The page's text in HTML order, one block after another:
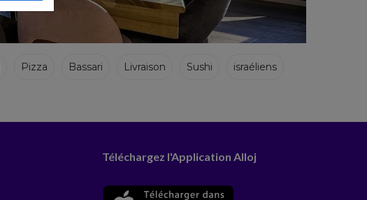
Pizza Bassari Livraison Sushi israéliens
Téléchargez l'Application Alloj